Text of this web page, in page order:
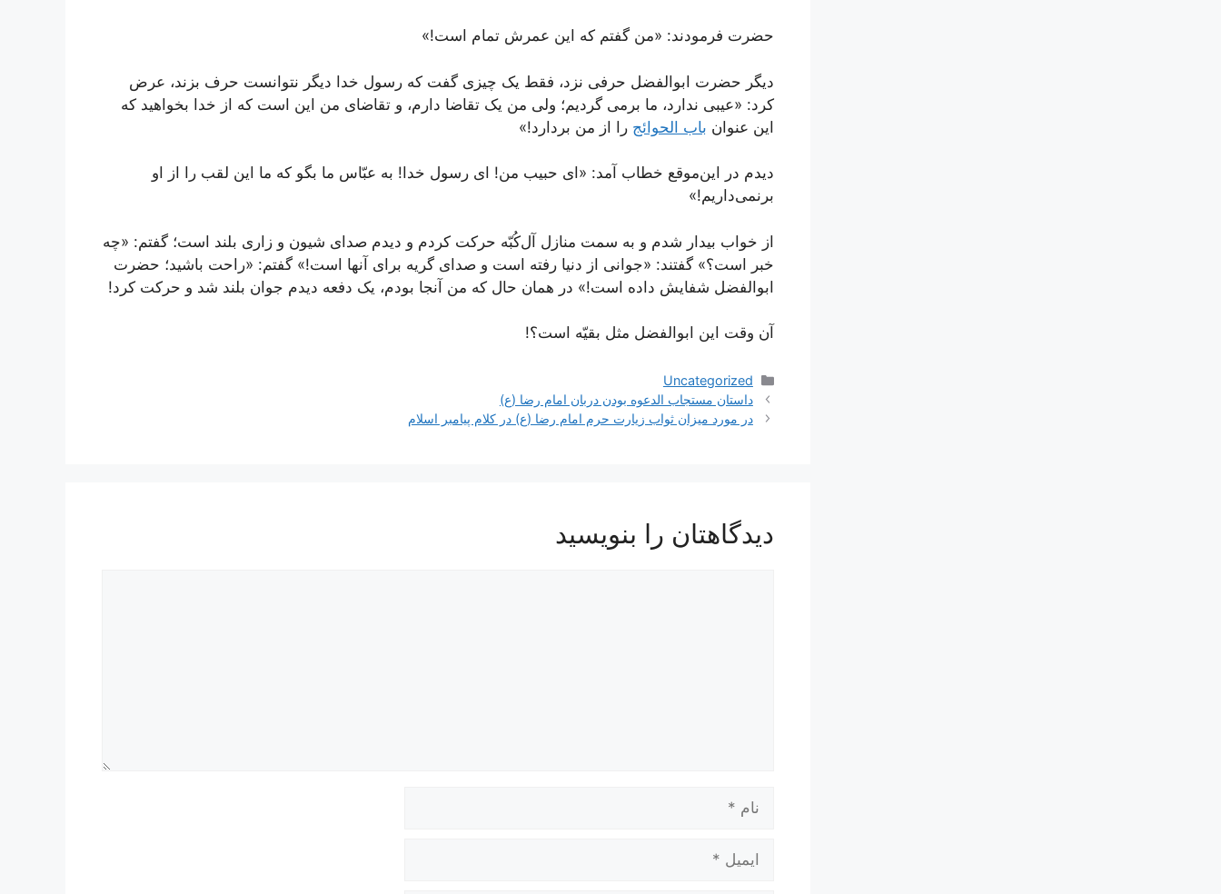
حضرت فرمودند: «من گفتم که این عمرش تمام است!»
دیگر حضرت ابوالفضل حرفی نزد، فقط یک چیزی گفت که رسول خدا دیگر نتوانست حرف بزند، عرض
کرد: «عیبی ندارد، ما برمی گردیم؛ ولی من یک تقاضا دارم، و تقاضای من این است که از خدا بخواهید که
این عنوان باب الحوائج را از من بردارد!»
دیدم در این‌موقع خطاب آمد: «ای حبیب من! ای رسول خدا! به عبّاس ما بگو که ما این لقب را از او
برنمی‌داریم!»
از خواب بیدار شدم و به سمت منازل آل‌کُبّه حرکت کردم و دیدم صدای شیون و زاری بلند است؛ گفتم: «چه
خبر است؟» گفتند: «جوانی از دنیا رفته است و صدای گریه برای آنها است!» گفتم: «راحت باشید؛ حضرت
ابوالفضل شفایش داده است!» در همان حال که من آنجا بودم، یک دفعه دیدم جوان بلند شد و حرکت کرد!
آن وقت این ابوالفضل مثل بقیّه است؟!
دسته‌ها
Uncategorized
ناوبری
نوشته‌ها
داستان مستجاب الدعوه بودن دربان امام رضا (ع)
در مورد میزان ثواب زیارت حرم امام رضا (ع) در کلام پیامبر اسلام
دیدگاهتان را بنویسید
ایمیل